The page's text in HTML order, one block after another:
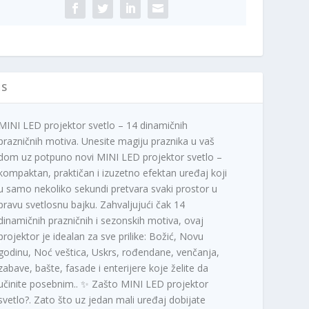
MINI LED projektor svetlo – 14 dinamičnih
motiva. Unesite magiju praznika u vaš
uz potpuno novi MINI LED projektor svetlo –
praktičan i izuzetno efektan uređaj koji
samo nekoliko sekundi pretvara svaki prostor u
svetlosnu bajku. Zahvaljujući čak 14
prazničnih i sezonskih motiva, ovaj
je idealan za sve prilike: Božić, Novu
godinu, Noć veštica, Uskrs, rođendane, venčanja,
bašte, fasade i enterijere koje želite da
posebnim.. ✨ Zašto MINI LED projektor
Zato što uz jedan mali uređaj dobijate